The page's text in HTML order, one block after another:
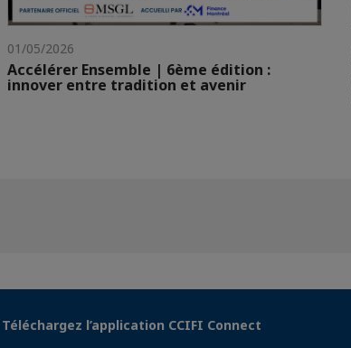
01/05/2026
Accélérer Ensemble | 6ème édition :
innover entre tradition et avenir
Téléchargez l’application CCIFI Connect